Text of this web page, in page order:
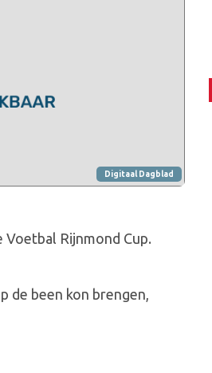
Digitaal Dagblad
Rijnmond Cup.
de been kon brengen,